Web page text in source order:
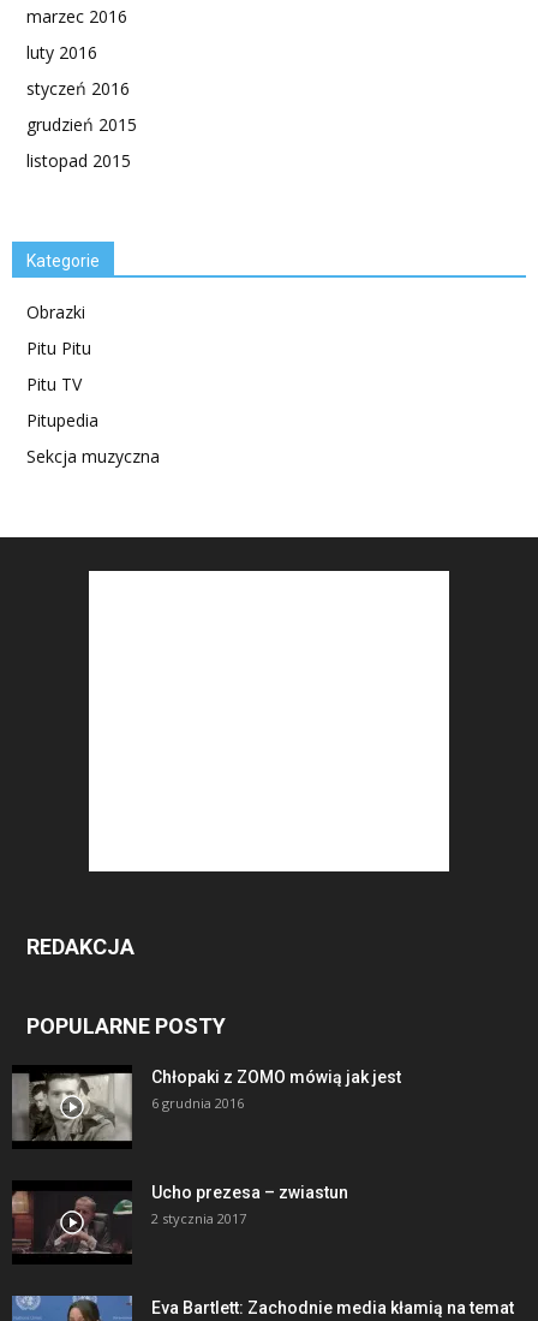
marzec 2016
luty 2016
styczeń 2016
grudzień 2015
listopad 2015
Kategorie
Obrazki
Pitu Pitu
Pitu TV
Pitupedia
Sekcja muzyczna
REDAKCJA
POPULARNE POSTY
Chłopaki z ZOMO mówią jak jest
6 grudnia 2016
Ucho prezesa – zwiastun
2 stycznia 2017
Eva Bartlett: Zachodnie media kłamią na temat